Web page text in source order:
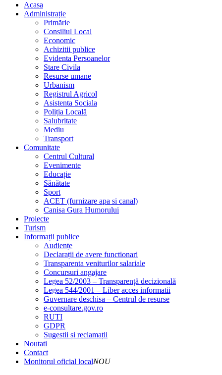
Acasa
Administrație
Primărie
Consiliul Local
Economic
Achizitii publice
Evidenta Persoanelor
Stare Civila
Resurse umane
Urbanism
Registrul Agricol
Asistenta Sociala
Poliția Locală
Salubritate
Mediu
Transport
Comunitate
Centrul Cultural
Evenimente
Educație
Sănătate
Sport
ACET (furnizare apa si canal)
Canisa Gura Humorului
Proiecte
Turism
Informații publice
Audiențe
Declarații de avere functionari
Transparenta veniturilor salariale
Concursuri angajare
Legea 52/2003 – Transparență decizională
Legea 544/2001 – Liber acces informatii
Guvernare deschisa – Centrul de resurse
e-consultare.gov.ro
RUTI
GDPR
Sugestii și reclamații
Noutati
Contact
Monitorul oficial localNOU